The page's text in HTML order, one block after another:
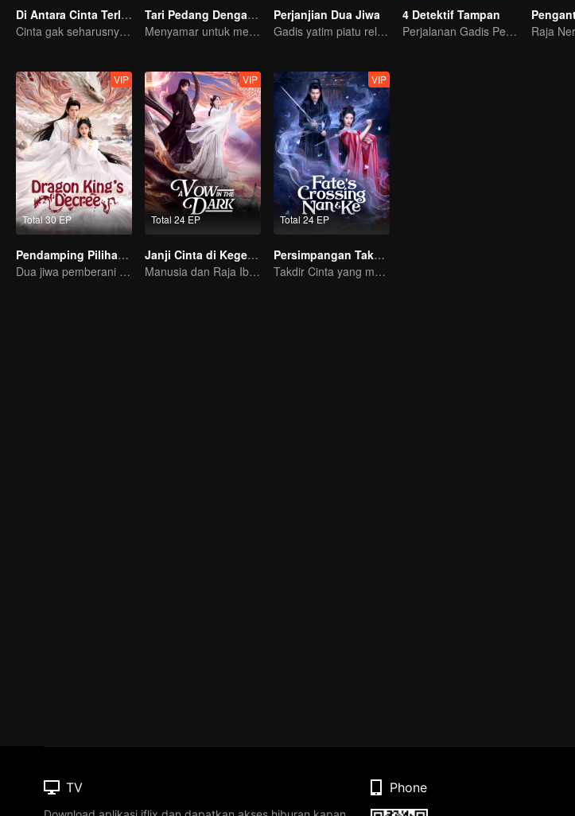
Di Antara Cinta Terlarang
Cinta gak seharusnya ada antara mereka
Tari Pedang Denganmu
Menyamar untuk membunuh
Perjanjian Dua Jiwa
Gadis yatim piatu rela menyerahkan dirinya untuk mengikat diri dengan Siluman Buas?
4 Detektif Tampan
Perjalanan Gadis Penjelajah Waktu Memikat 4 Detektif Tampan
Total 30 EP
VIP
Pendamping Pilihan Raja Naga
Dua jiwa pemberani yang menolak takdir, bersatu untuk mengubah dunia.
Total 24 EP
VIP
Janji Cinta di Kegelapan
Manusia dan Raja Iblis yang saling jatuh cinta melawan segala takdir...
Total 24 EP
VIP
Persimpangan Takdir Kita
Takdir Cinta yang mempertemukan mereka di tiap masa!
TV Phone